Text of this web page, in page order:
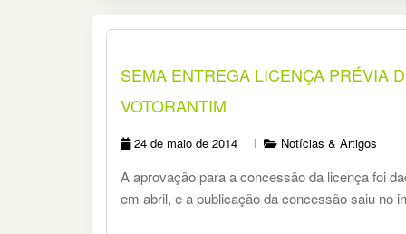
SEMA ENTREGA LICENÇA PRÉVIA
VOTORANTIM
24 de maio de 2014 Notícias & Artigos
A aprovação para a concessão da licença foi
em abril, e a publicação da concessão saiu no